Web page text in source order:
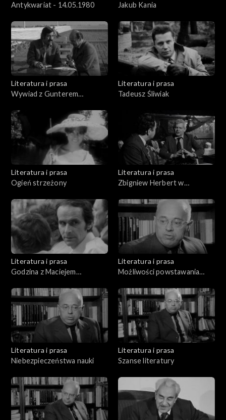
Antykwariat - 14.05.1980
Jakub Kania
Literatura i prasa
Wywiad z Gunterem
Literatura i prasa
Tadeusz Śliwiak
Literatura i prasa
Ogień strzeżony
Literatura i prasa
Zbigniew Herbert w
Literatura i prasa
Godzina z Maciejem
Literatura i prasa
Możliwości powstawania
Literatura i prasa
Niebezpieczeństwa nauki
Literatura i prasa
Szanse literatury